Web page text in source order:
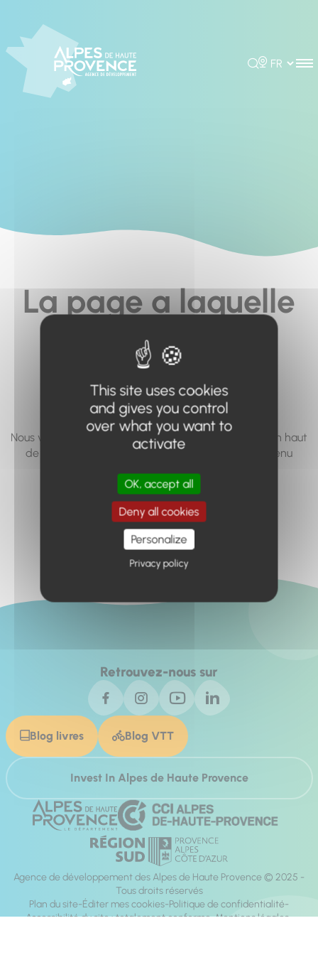
Rechercher
Choisir la
La page a laquelle
vous cherchez à
accéder n'existe
pas... ou plus.
Nous vous invitons à utiliser le moteur de recherche en haut
de page, ou à utiliser le menu pour trouver le contenu
Retour à l'accueil
Retrouvez-nous sur
Blog livres Blog VTT
Invest In Alpes de Haute Provence
Agence de développement des Alpes de Haute Provence © 2025 -
Tous droits réservés
Plan du site Éditer mes cookies Politique de confidentialité
Accessibilité du site : totalement conforme Mentions légales
This site uses cookies
and gives you control
over what you want to
activate
OK, accept all
Deny all cookies
Personalize
Privacy policy